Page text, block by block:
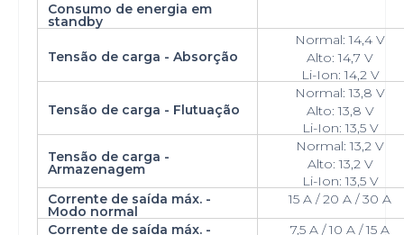
Consumo de energia em
standby
Tensão de carga - Absorção
Normal: 14,4 V
Alto: 14,7 V
Li-Ion: 14,2 V
Tensão de carga - Flutuação
Normal: 13,8 V
Alto: 13,8 V
Li-Ion: 13,5 V
Tensão de carga -
Armazenagem
Normal: 13,2 V
Alto: 13,2 V
Li-Ion: 13,5 V
Corrente de saída máx. -
Modo normal
15 A / 20 A / 30 A
Corrente de saída máx. -
7,5 A / 10 A / 15 A